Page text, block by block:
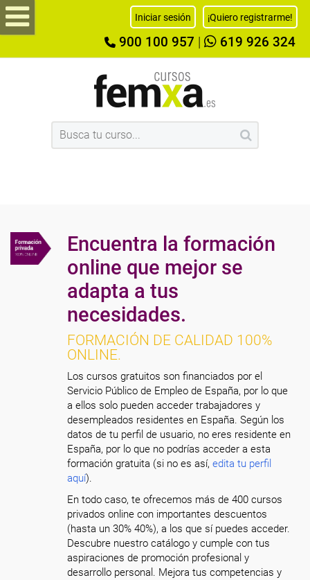
Iniciar sesión ¡Quiero registrarme!
900 100 957 619 926 324
Encuentra la formación
online que mejor se
adapta a tus
necesidades.
FORMACIÓN DE CALIDAD 100%
ONLINE.
Los cursos gratuitos son financiados por el
Servicio Público de Empleo de España, por lo que
a ellos solo pueden acceder trabajadores y
desempleados residentes en España. Según los
datos de tu perfil de usuario, no eres residente en
España, por lo que no podrías acceder a esta
formación gratuita (si no es así,edita tu perfil
aquí).
En todo caso, te ofrecemos más de 400 cursos
privados online con importantes descuentos
(hasta un 30% 40%), a los que sí puedes acceder.
Descubre nuestro catálogo y cumple con tus
aspiraciones de promoción profesional y
desarrollo personal. Mejora tus competencias y